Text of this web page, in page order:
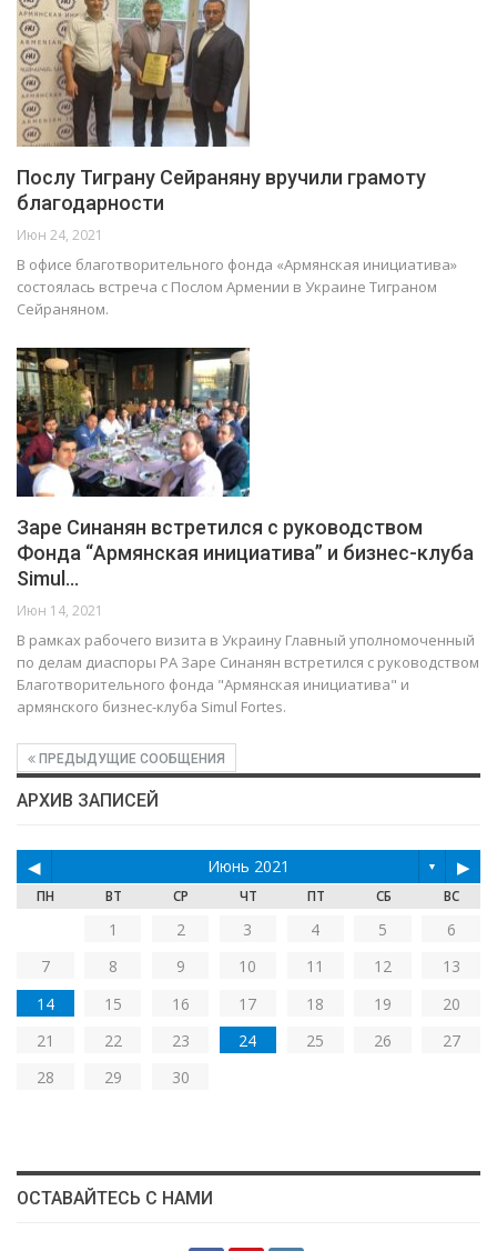
Послу Тиграну Сейраняну вручили грамоту
благодарности
Июн 24, 2021
В офисе благотворительного фонда «Армянская инициатива»
состоялась встреча с Послом Армении в Украине Тиграном
Сейраняном.
Заре Синанян встретился с руководством
Фонда “Армянская инициатива” и бизнес-клуба
Simul…
Июн 14, 2021
В рамках рабочего визита в Украину Главный уполномоченный
по делам диаспоры РА Заре Синанян встретился с руководством
Благотворительного фонда "Армянская инициатива" и
армянского бизнес-клуба Simul Fortes.
ПРЕДЫДУЩИЕ СООБЩЕНИЯ
АРХИВ ЗАПИСЕЙ
◀ Июнь 2021 ▼ ▶
ПН ВТ СР ЧТ ПТ СБ ВС
1 2 3 4 5
6
7
8 9 10 11 12
13
14
15 16 17 18 19
20
21
22 23 24 25 26
27
28
29 30
ОСТАВАЙТЕСЬ С НАМИ